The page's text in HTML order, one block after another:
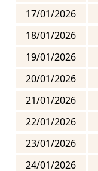
17/01/2026
18/01/2026
19/01/2026
20/01/2026
21/01/2026
22/01/2026
23/01/2026
24/01/2026